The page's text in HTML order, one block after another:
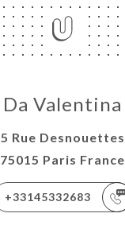
Da Valentina
5 Rue Desnouettes
75015 Paris France
+33145332683